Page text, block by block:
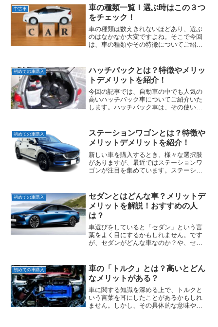
するのでしょうか？今回の記事では、
「ドイツの代表的な自動車メーカー・ブ
ランド」について紹介していきます。
中古車
車の種類一覧！選ぶ時はこの３つ
をチェック！
車の種類は数えきれないほどあり、選ぶ
のはなかなか大変ですよね。そこで今回
は、車の種類やその特徴についてご紹介
車を見つけることができます。
初めての車購入
ハッチバックとは？特徴やメリッ
トデメリットを紹介！
今回の記事では、自動車の中でも人気の
高いハッチバック車についてご紹介いた
します。ハッチバック車は、その使い勝
種にはない特徴やメリット、そしてデメ
リットも存在します。
初めての車購入
ステーションワゴンとは？特徴や
メリットデメリットを紹介！
新しい車を購入するとき、様々な選択肢
がありますが、最近ではステーションワ
ゴンが注目を集めています。ステーショ
れています。本記事では、ステーション
ワゴンの特徴やメリット、デメリットに
ついて紹介していきます。
初めての車購入
セダンとはどんな車？メリットデ
メリットを解説！おすすめの人
は？
車選びをしていると「セダン」という言
葉をよく目にするかもしれません。です
が、セダンがどんな車なのか？や、セダ
ます。そこで今回の記事では、「セダン
という車の特徴・メリットデメリット」
をポイントに分けて紹介していきます。
初めての車購入
車の「トルク」とは？高いとどん
なメリットがある？
車に関する知識を深める上で、トルクと
いう言葉を耳にしたことがあるかもしれ
ません。しかし、その具体的な意味や役